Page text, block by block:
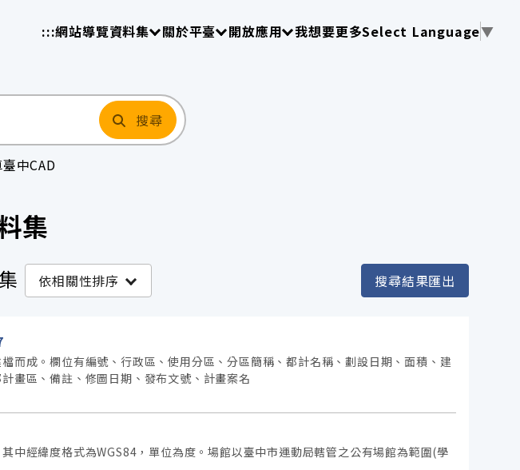
:::網站導覽資料集請使用 TAB 操作選單
關於平臺請使用 TAB 操作選單
開放應用請使用 TAB 操作選單
我想要更多Select Language▼
搜尋
臺中CAD
集
依相關性排序 搜尋結果匯出
而成。欄位有編號、行政區、使用分區、分區簡稱、都計名稱、劃設日期、面積、建
畫區、備註、修圖日期、發布文號、計畫案名
中經緯度格式為WGS84，單位為度。場館以臺中市運動局轄管之公有場館為範圍(學